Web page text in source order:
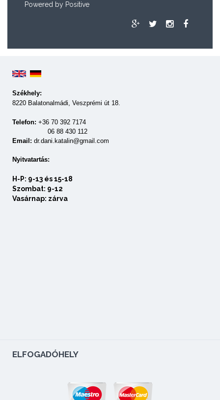
Powered by Positive
Székhely:
8220 Balatonalmádi, Veszprémi út 18.
Telefon: +36 70 392 7174
06 88 430 112
Email: dr.dani.katalin@gmail.com
Nyitvatartás:
H-P: 9-13 és 15-18
Szombat: 9-12
Vasárnap: zárva
ELFOGADÓHELY